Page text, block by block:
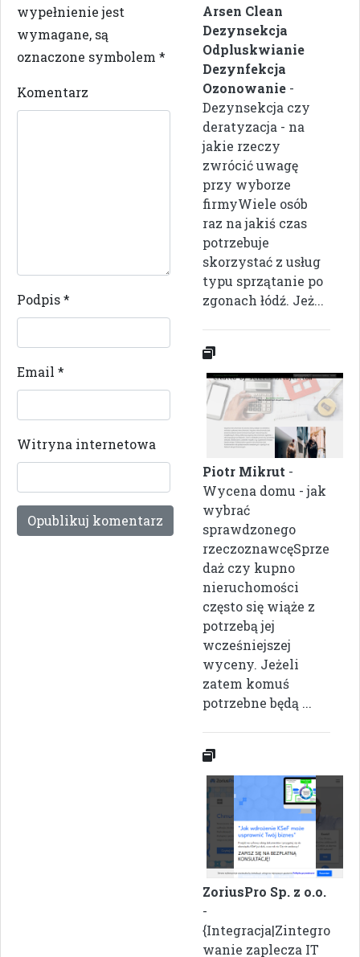
wypełnienie jest
wymagane, są
oznaczone symbolem *
Komentarz
Podpis*
Email *
Witryna internetowa
Arsen Clean
Dezynsekcja
Odpluskwianie
Dezynfekcja
Ozonowanie -
Dezynsekcja czy
deratyzacja - na
jakie rzeczy
zwrócić uwagę
przy wyborze
firmyWiele osób
raz na jakiś czas
potrzebuje
skorzystać z usług
typu sprzątanie po
zgonach łódź. Jeż...
Piotr Mikrut -
Wycena domu - jak
wybrać
sprawdzonego
rzeczoznawcęSprze
daż czy kupno
nieruchomości
często się wiąże z
potrzebą jej
wcześniejszej
wyceny. Jeżeli
zatem komuś
potrzebne będą ...
ZoriusPro Sp. z o.o.
-
{Integracja|Zintegro
wanie zaplecza IT